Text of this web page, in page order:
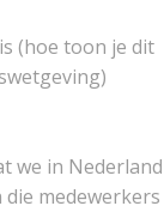
(hoe toon je dit
we in Nederland
medewerkers